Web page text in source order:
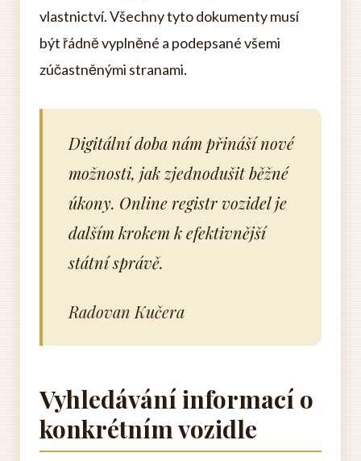
vlastnictví. Všechny tyto dokumenty musí
být řádně vyplněné a podepsané všemi
zúčastněnými stranami.
Digitální doba nám přináší nové
možnosti, jak zjednodušit běžné
úkony. Online registr vozidel je
dalším krokem k efektivnější
státní správě.
Radovan Kučera
Vyhledávání informací o
konkrétním vozidle